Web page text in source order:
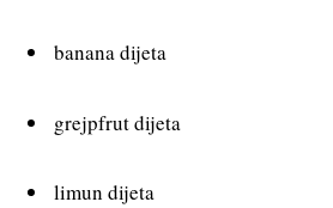
banana dijeta
grejpfrut dijeta
limun dijeta